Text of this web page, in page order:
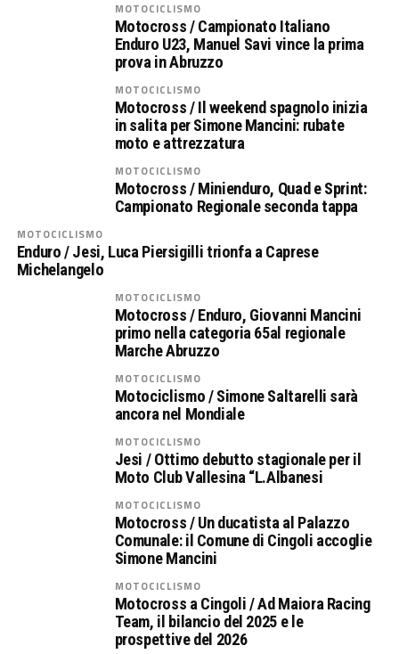
MOTOCICLISMO
Motocross / Campionato Italiano
Enduro U23, Manuel Savi vince la prima
prova in Abruzzo
MOTOCICLISMO
Motocross / Il weekend spagnolo inizia
in salita per Simone Mancini: rubate
moto e attrezzatura
MOTOCICLISMO
Motocross / Minienduro, Quad e Sprint:
Campionato Regionale seconda tappa
MOTOCICLISMO
Enduro / Jesi, Luca Piersigilli trionfa a Caprese
Michelangelo
MOTOCICLISMO
Motocross / Enduro, Giovanni Mancini
primo nella categoria 65al regionale
Marche Abruzzo
MOTOCICLISMO
Motociclismo / Simone Saltarelli sarà
ancora nel Mondiale
MOTOCICLISMO
Jesi / Ottimo debutto stagionale per il
Moto Club Vallesina “L.Albanesi
MOTOCICLISMO
Motocross / Un ducatista al Palazzo
Comunale: il Comune di Cingoli accoglie
Simone Mancini
MOTOCICLISMO
Motocross a Cingoli / Ad Maiora Racing
Team, il bilancio del 2025 e le
prospettive del 2026